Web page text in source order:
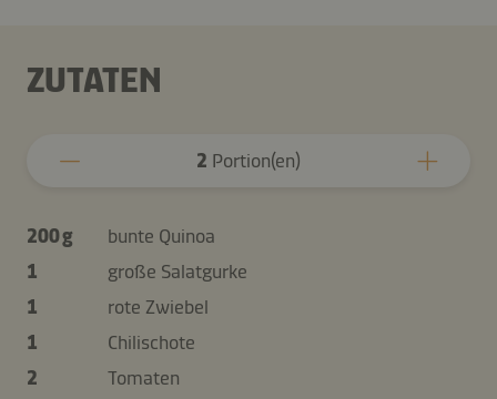
ZUTATEN
2 Portion(en)
200 g
bunte Quinoa
1
große Salatgurke
1
rote Zwiebel
1
Chilischote
2
Tomaten